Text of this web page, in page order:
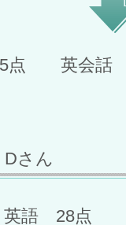
点 英会
さん
英語 28点